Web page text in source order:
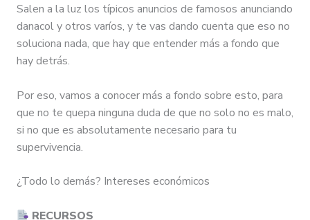
Salen a la luz los típicos anuncios de famosos anunciando
danacol y otros varíos, y te vas dando cuenta que eso no
soluciona nada, que hay que entender más a fondo que
hay detrás.
Por eso, vamos a conocer más a fondo sobre esto, para
que no te quepa ninguna duda de que no solo no es malo,
si no que es absolutamente necesario para tu
supervivencia.
¿Todo lo demás? Intereses económicos
RECURSOS